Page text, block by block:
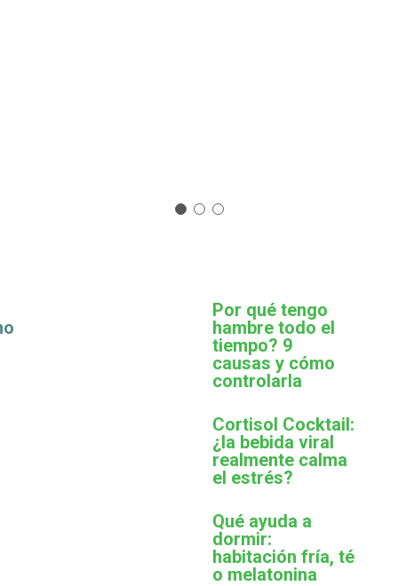
Por qué tengo
hambre todo el
tiempo? 9
causas y cómo
controlarla
Cortisol Cocktail:
¿la bebida viral
realmente calma
el estrés?
Qué ayuda a
dormir:
habitación fría, té
o melatonina